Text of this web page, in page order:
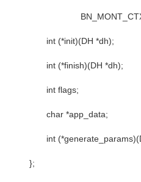
BN_MONT_CTX
int (*init)(DH *dh);
int (*finish)(DH *dh);
int flags;
char *app_data;
int (*generate_params)(DH
};